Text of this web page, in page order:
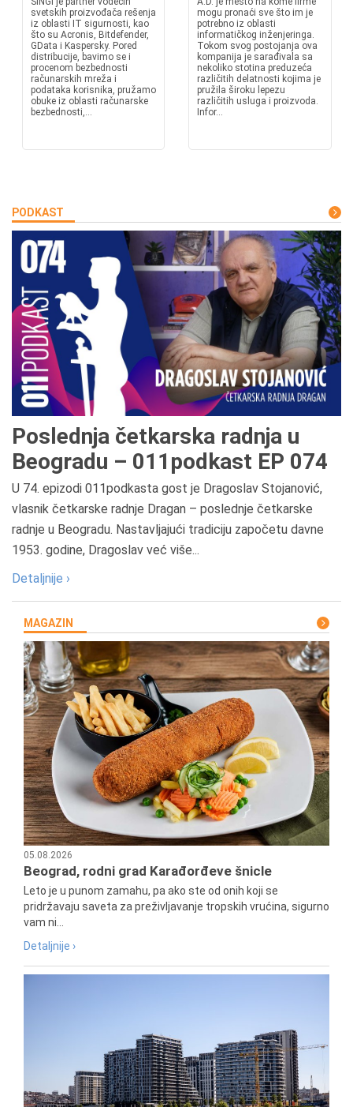
svetskih proizvođača rešenja
iz oblasti IT sigurnosti, kao
što su Acronis, Bitdefender,
GData i Kaspersky. Pored
distribucije, bavimo se i
procenom bezbednosti
računarskih mreža i
podataka korisnika, pružamo
obuke iz oblasti računarske
bezbednosti,...
mogu pronaći sve što im je
potrebno iz oblasti
informatičkog inženjeringa.
Tokom svog postojanja ova
kompanija je sarađivala sa
nekoliko stotina preduzeća
različitih delatnosti kojima je
pružila široku lepezu
različitih usluga i proizvoda.
Infor...
PODKAST
Poslednja četkarska radnja u
Beogradu – 011podkast EP 074
U 74. epizodi 011podkasta gost je Dragoslav Stojanović,
vlasnik četkarske radnje Dragan – poslednje četkarske
radnje u Beogradu. Nastavljajući tradiciju započetu davne
1953. godine, Dragoslav već više...
Detaljnije ›
MAGAZIN
05.08.2026
Beograd, rodni grad Karađorđeve šnicle
Leto je u punom zamahu, pa ako ste od onih koji se
pridržavaju saveta za preživljavanje tropskih vrućina, sigurno
vam ni...
Detaljnije ›